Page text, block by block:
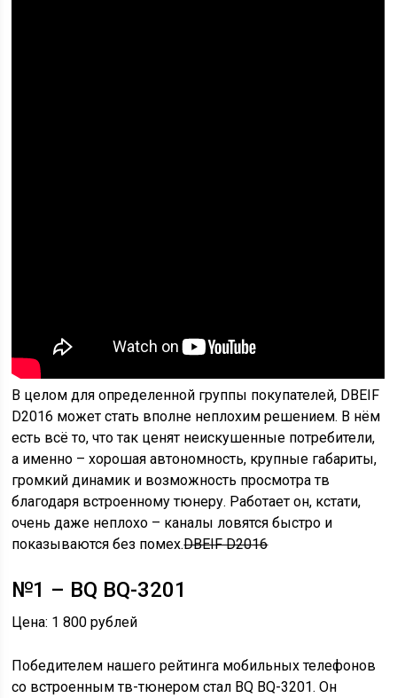
В целом для определенной группы покупателей, DBEIF
D2016 может стать вполне неплохим решением. В нём
есть всё то, что так ценят неискушенные потребители,
а именно – хорошая автономность, крупные габариты,
громкий динамик и возможность просмотра тв
благодаря встроенному тюнеру. Работает он, кстати,
очень даже неплохо – каналы ловятся быстро и
показываются без помех.DBEIF D2016
№1 – BQ BQ-3201
Цена: 1 800 рублей
Победителем нашего рейтинга мобильных телефонов
со встроенным тв-тюнером стал BQ BQ-3201. Он